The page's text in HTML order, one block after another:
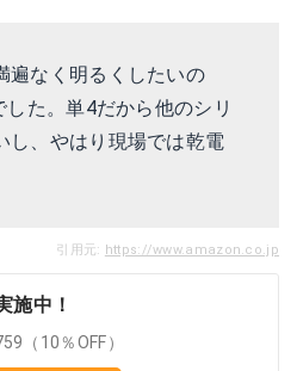
遍なく明るくしたいの
た。単4だから他のシリ
し、やはり現場では乾電
引用元: https://www.amazon.co.jp
施中！
（10％OFF）